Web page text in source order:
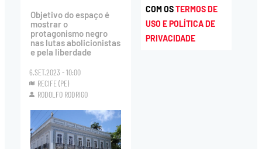
Objetivo do espaço é
mostrar o
protagonismo negro
nas lutas abolicionistas
e pela liberdade
6.SET.2023 - 10:00
RECIFE (PE)
RODOLFO RODRIGO
COM OSTERMOS DE
USO E POLÍTICA DE
PRIVACIDADE